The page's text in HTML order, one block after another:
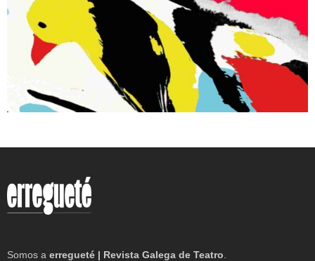
Somos a erregueté | Revista Galega de Teatro